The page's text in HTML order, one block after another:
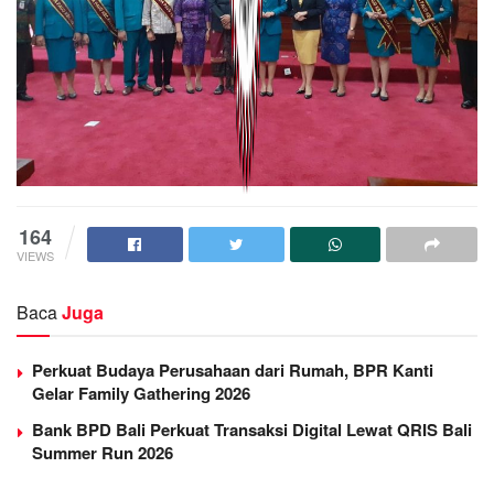
164
VIEWS
BacaJuga
Perkuat Budaya Perusahaan dari Rumah, BPR Kanti
Gelar Family Gathering 2026
Bank BPD Bali Perkuat Transaksi Digital Lewat QRIS Bali
Summer Run 2026